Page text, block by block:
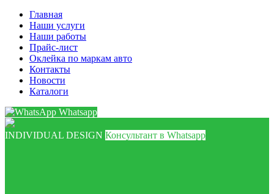
Главная
Наши услуги
Наши работы
Прайс-лист
Оклейка по маркам авто
Контакты
Новости
Каталоги
Whatsapp
INDIVIDUAL DESIGN Консультант в Whatsapp